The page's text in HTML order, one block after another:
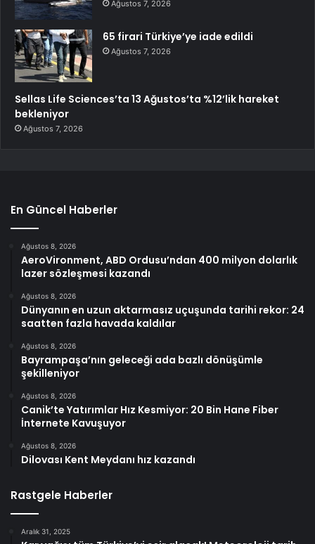
Ağustos 7, 2026
65 firari Türkiye’ye iade edildi
Ağustos 7, 2026
Sellas Life Sciences’ta 13 Ağustos’ta %12’lik hareket
bekleniyor
Ağustos 7, 2026
En Güncel Haberler
Ağustos 8, 2026
AeroVironment, ABD Ordusu’ndan 400 milyon dolarlık
lazer sözleşmesi kazandı
Ağustos 8, 2026
Dünyanın en uzun aktarmasız uçuşunda tarihi rekor: 24
saatten fazla havada kaldılar
Ağustos 8, 2026
Bayrampaşa’nın geleceği ada bazlı dönüşümle
şekilleniyor
Ağustos 8, 2026
Canik’te Yatırımlar Hız Kesmiyor: 20 Bin Hane Fiber
İnternete Kavuşuyor
Ağustos 8, 2026
Dilovası Kent Meydanı hız kazandı
Rastgele Haberler
Aralık 31, 2025